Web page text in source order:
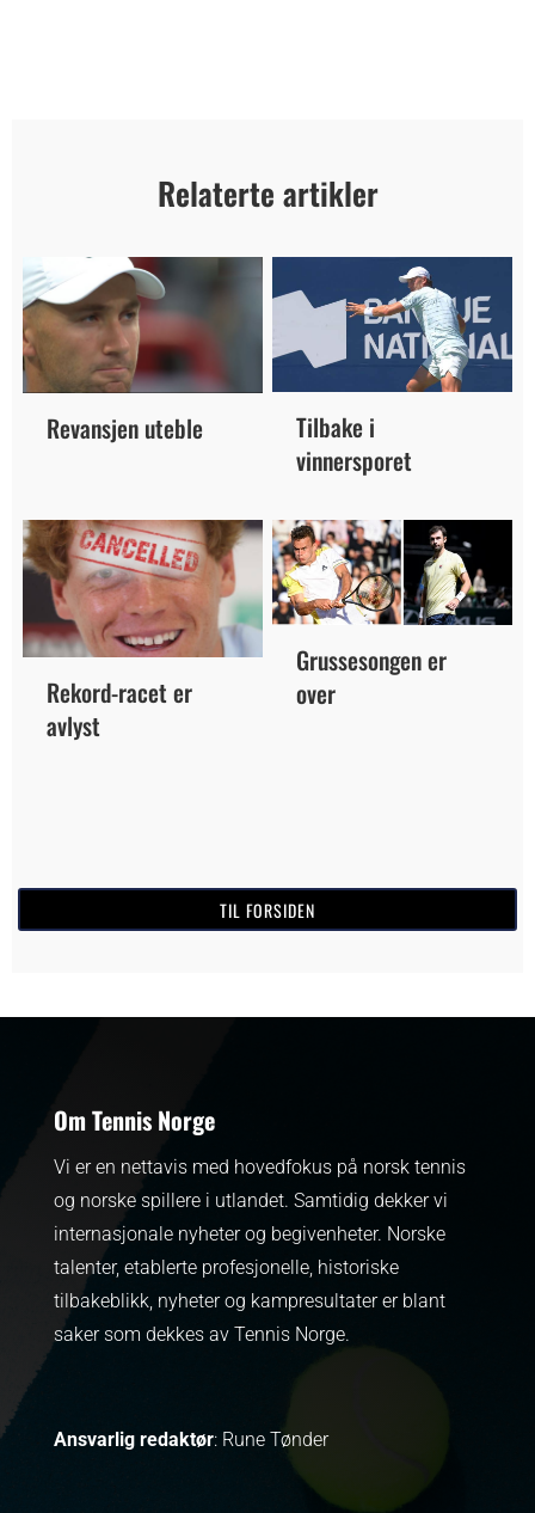
Relaterte artikler
Revansjen uteble
Tilbake i
vinnersporet
Rekord-racet er
avlyst
Grussesongen er
over
TIL FORSIDEN
Om Tennis Norge
Vi er en nettavis med hovedfokus på norsk tennis
og norske spillere i utlandet. Samtidig dekker vi
internasjonale nyheter og begivenheter. Norske
talenter, etablerte profesjonelle, historiske
tilbakeblikk, nyheter og kampresultater er blant
saker som dekkes av Tennis Norge.
Ansvarlig redaktør: Rune Tønder